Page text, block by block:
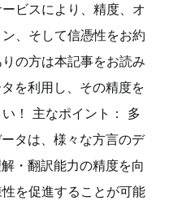
ビスにより、精度、オ
、そして信憑性をお約
の方は本記事をお読み
を利用し、その精度を
！ 主なポイント： 多
タは、様々な方言のデ
・翻訳能力の精度を向
を促進することが可能